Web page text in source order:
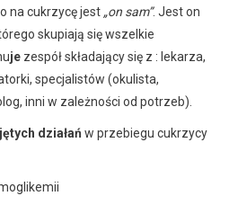
na cukrzycę jest „on sam”. Jest on
skupiają się wszelkie
je zespół składający się z : lekarza,
specjalistów (okulista,
inni w zależności od potrzeb).
działań w przebiegu cukrzycy